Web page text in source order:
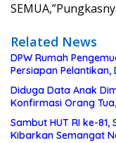
Related News
DPW Rumah
Persiapan
Diduga Data Anak
Konfirmasi Orang
Sambut HUT RI ke-
Kibarkan Semangat